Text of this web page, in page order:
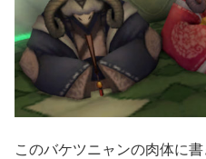
このバケツニャンの肉体に